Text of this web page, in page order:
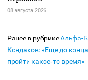
08 августа 2026
Ранее в рубрикеАльфа-
Кондаков: «Еще до
пройти какое‑то время»